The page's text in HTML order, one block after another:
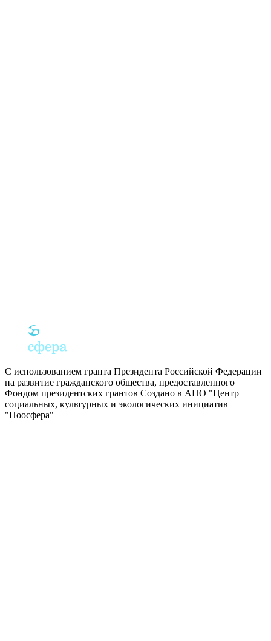
С использованием гранта Президента Российской Федерации
на развитие гражданского общества, предоставленного
Фондом президентских грантов Создано в АНО "Центр
социальных, культурных и экологических инициатив
"Ноосфера"